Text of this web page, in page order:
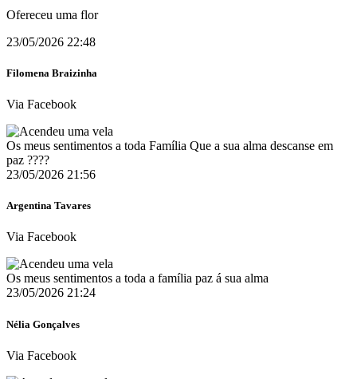
Ofereceu uma flor
23/05/2026 22:48
Filomena Braizinha
Via Facebook
Os meus sentimentos a toda Família Que a sua alma descanse em
paz ????
23/05/2026 21:56
Argentina Tavares
Via Facebook
Os meus sentimentos a toda a família paz á sua alma
23/05/2026 21:24
Nélia Gonçalves
Via Facebook